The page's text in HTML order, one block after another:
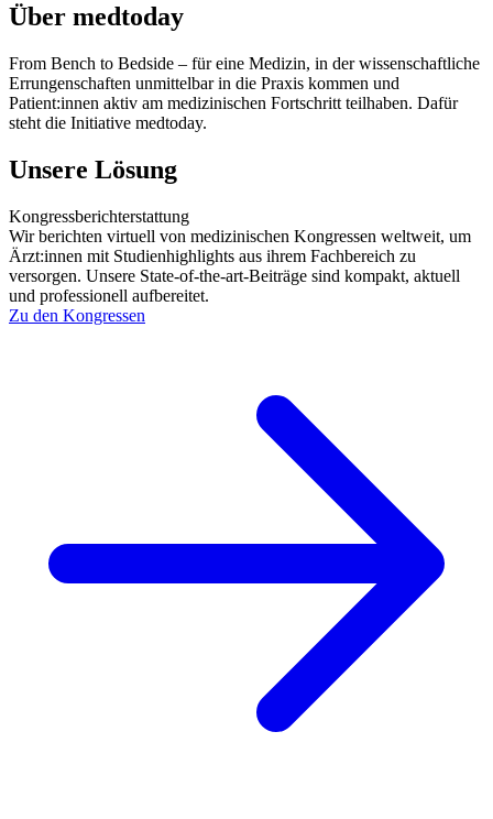
Über medtoday
From Bench to Bedside – für eine Medizin, in der wissenschaftliche
Errungenschaften unmittelbar in die Praxis kommen und
Patient:innen aktiv am medizinischen Fortschritt teilhaben. Dafür
steht die Initiative medtoday.
Unsere Lösung
Kongressberichterstattung
Wir berichten virtuell von medizinischen Kongressen weltweit, um
Ärzt:innen mit Studienhighlights aus ihrem Fachbereich zu
versorgen. Unsere State-of-the-art-Beiträge sind kompakt, aktuell
und professionell aufbereitet.
Zu den Kongressen